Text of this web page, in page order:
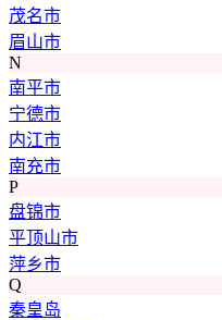
茂名市
眉山市
N
南平市
宁德市
内江市
南充市
P
盘锦市
平顶山市
萍乡市
Q
秦皇岛